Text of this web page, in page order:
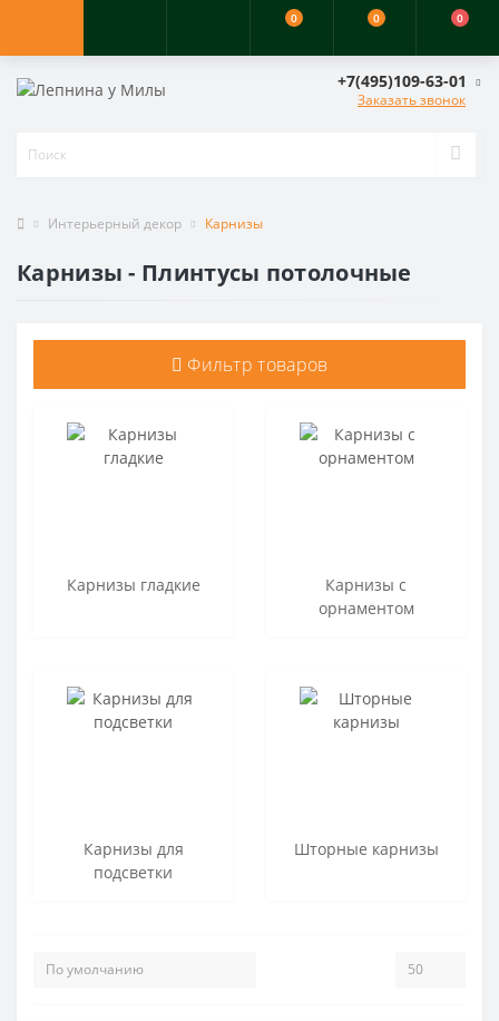
0 0 0
+7(495)109-63-01
Заказать звонок
Интерьерный декор Карнизы
Карнизы - Плинтусы потолочные
Фильтр товаров
Карнизы гладкие
Карнизы с
орнаментом
Карнизы для
подсветки
Шторные карнизы